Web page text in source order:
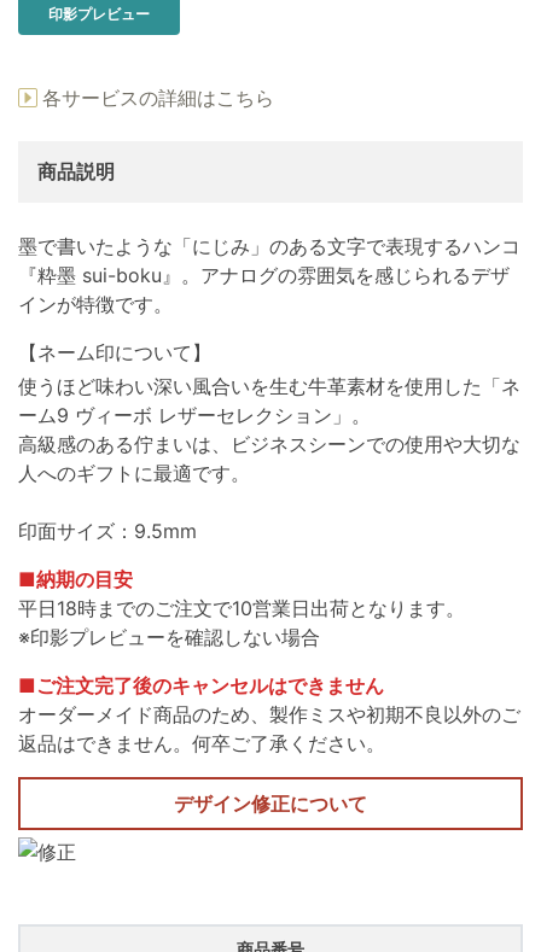
印影プレビュー
各サービスの詳細はこちら
商品説明
墨で書いたような「にじみ」のある文字で表現するハンコ
『粋墨 sui-boku』。アナログの雰囲気を感じられるデザ
インが特徴です。
【ネーム印について】
使うほど味わい深い風合いを生む牛革素材を使用した「ネ
ーム9 ヴィーボ レザーセレクション」。
高級感のある佇まいは、ビジネスシーンでの使用や大切な
人へのギフトに最適です。
印面サイズ：9.5mm
■納期の目安
平日18時までのご注文で10営業日出荷となります。
※印影プレビューを確認しない場合
■ご注文完了後のキャンセルはできません
オーダーメイド商品のため、製作ミスや初期不良以外のご
返品はできません。何卒ご了承ください。
デザイン修正について